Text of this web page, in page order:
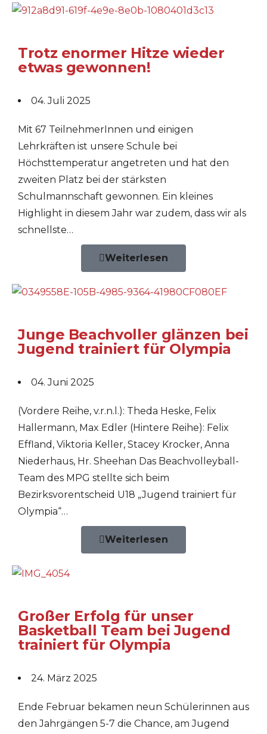
Trotz enormer Hitze wieder
etwas gewonnen!
04. Juli 2025
Mit 67 TeilnehmerInnen und einigen
Lehrkräften ist unsere Schule bei
Höchsttemperatur angetreten und hat den
zweiten Platz bei der stärksten
Schulmannschaft gewonnen. Ein kleines
Highlight in diesem Jahr war zudem, dass wir als
schnellste…
Weiterlesen
Junge Beachvoller glänzen bei
Jugend trainiert für Olympia
04. Juni 2025
(Vordere Reihe, v.r.n.l.): Theda Heske, Felix
Hallermann, Max Edler (Hintere Reihe): Felix
Effland, Viktoria Keller, Stacey Krocker, Anna
Niederhaus, Hr. Sheehan Das Beachvolleyball-
Team des MPG stellte sich beim
Bezirksvorentscheid U18 „Jugend trainiert für
Olympia“…
Weiterlesen
Großer Erfolg für unser
Basketball Team bei Jugend
trainiert für Olympia
24. März 2025
Ende Februar bekamen neun Schülerinnen aus
den Jahrgängen 5-7 die Chance, am Jugend